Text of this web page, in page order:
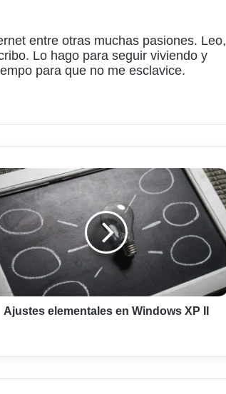
entre otras muchas pasiones. Leo,
Lo hago para seguir viviendo y
para que no me esclavice.
Ajustes elementales en Windows XP II